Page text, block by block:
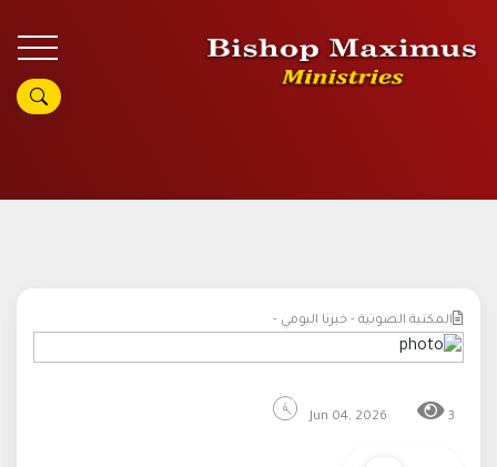
المكتبة الصوتية - خبزنا اليومي -
Jun 04, 2026 3